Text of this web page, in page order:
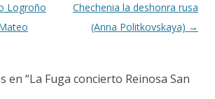
Logroño
Chechenia la deshonra rusa
(Anna Politkovskaya) →
en “La Fuga concierto Reinosa San